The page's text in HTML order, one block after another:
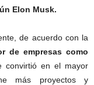
Elon Musk.
de acuerdo con la
de empresas como
convirtió en el mayor
más proyectos y